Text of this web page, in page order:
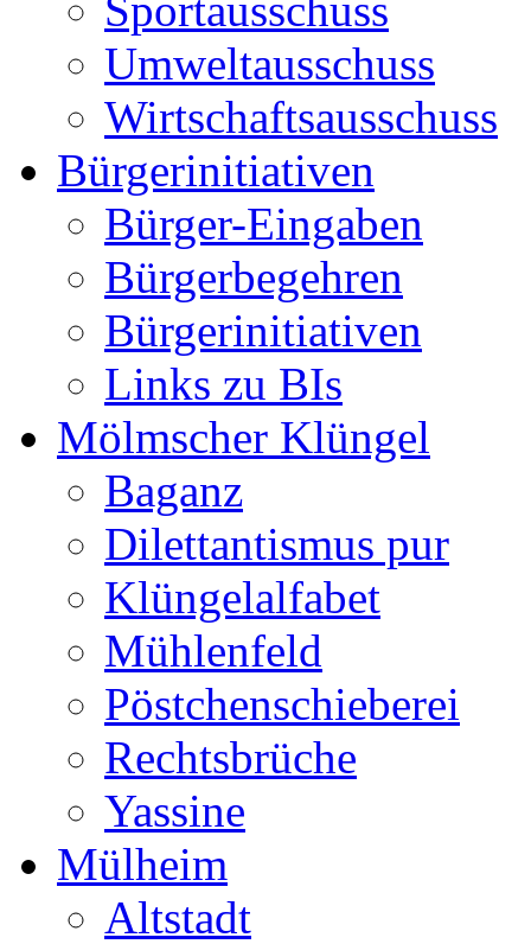
Umweltausschuss
Wirtschaftsausschuss
Bürgerinitiativen
Bürger-Eingaben
Bürgerbegehren
Bürgerinitiativen
Links zu BIs
Mölmscher Klüngel
Baganz
Dilettantismus pur
Klüngelalfabet
Mühlenfeld
Pöstchenschieberei
Rechtsbrüche
Yassine
Mülheim
Altstadt